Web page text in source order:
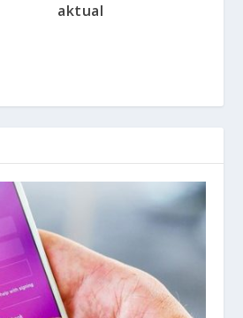
aktual